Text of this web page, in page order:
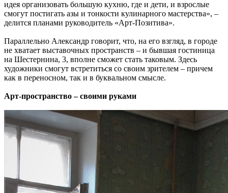
идея организовать большую кухню, где и дети, и взрослые
смогут постигать азы и тонкости кулинарного мастерства», –
делится планами руководитель «Арт-Позитива».
Параллельно Александр говорит, что, на его взгляд, в городе
не хватает выставочных пространств – и бывшая гостиница
на Шестернина, 3, вполне сможет стать таковым. Здесь
художники смогут встретиться со своим зрителем – причем
как в переносном, так и в буквальном смысле.
Арт-пространство – своими руками